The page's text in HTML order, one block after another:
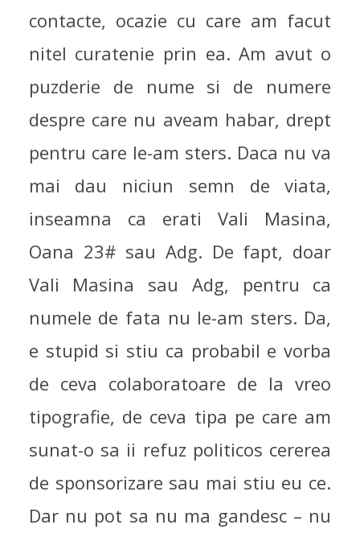
contacte, ocazie cu care am facut
nitel curatenie prin ea. Am avut o
puzderie de nume si de numere
despre care nu aveam habar, drept
pentru care le-am sters. Daca nu va
mai dau niciun semn de viata,
inseamna ca erati Vali Masina,
Oana 23# sau Adg. De fapt, doar
Vali Masina sau Adg, pentru ca
numele de fata nu le-am sters. Da,
e stupid si stiu ca probabil e vorba
de ceva colaboratoare de la vreo
tipografie, de ceva tipa pe care am
sunat-o sa ii refuz politicos cererea
de sponsorizare sau mai stiu eu ce.
Dar nu pot sa nu ma gandesc – nu